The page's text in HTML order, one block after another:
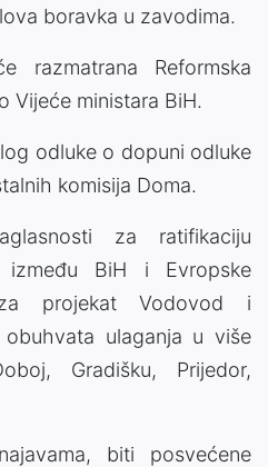
boravka u zavodima.
Reformska
Vijeće ministara BiH.
odluke o dopuni odluke
komisija Doma.
za ratifikaciju
BiH i Evropske
projekat Vodovod i
ulaganja u više
Gradišku, Prijedor,
biti posvećene